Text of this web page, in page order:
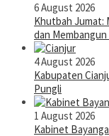
6 August 2026
Khutbah Jumat:
dan
4 August 2026
Kabupaten
Pungli
1 August 2026
Kabinet